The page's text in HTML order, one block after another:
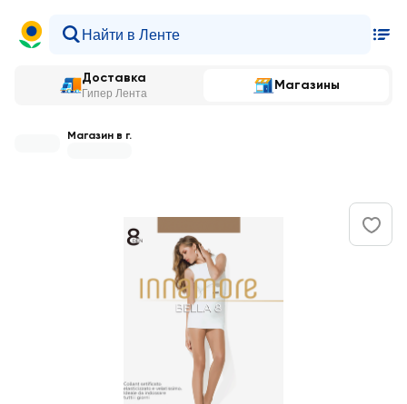
Доставка
Гипер Лента
Магазины
Магазин в г.